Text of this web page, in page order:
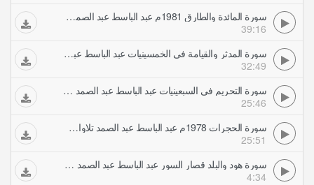
سورة المائدة والطارق 1981م عبد الباسط عبد الصمد تلاوات مجودة
39:16
سورة المدثر والقيامة فى الخمسينيات عبد الباسط عبد الصمد تلاوات مجودة
32:49
سورة التحريم فى السبعينيات عبد الباسط عبد الصمد تلاوات مجودة
25:46
سورة الحجرات 1978م عبد الباسط عبد الصمد تلاوات مجودة
25:51
سورة هود والبلد قصار السور عبد الباسط عبد الصمد تلاوات مجودة
4:34